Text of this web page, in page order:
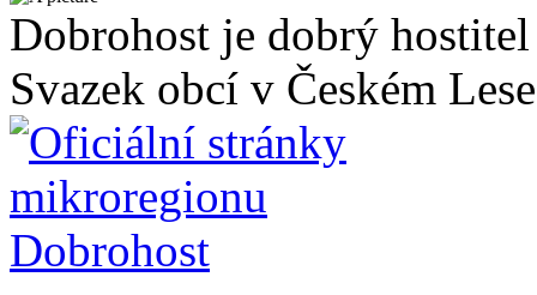
Dobrohost je dobrý hostitel
Svazek obcí v Českém Lese